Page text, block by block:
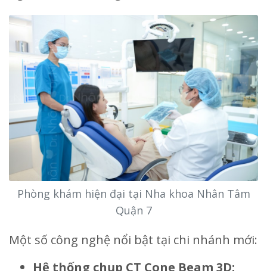
Phòng khám hiện đại tại Nha khoa Nhân Tâm
Quận 7
Một số công nghệ nổi bật tại chi nhánh mới:
Hệ thống chụp CT Cone Beam 3D: